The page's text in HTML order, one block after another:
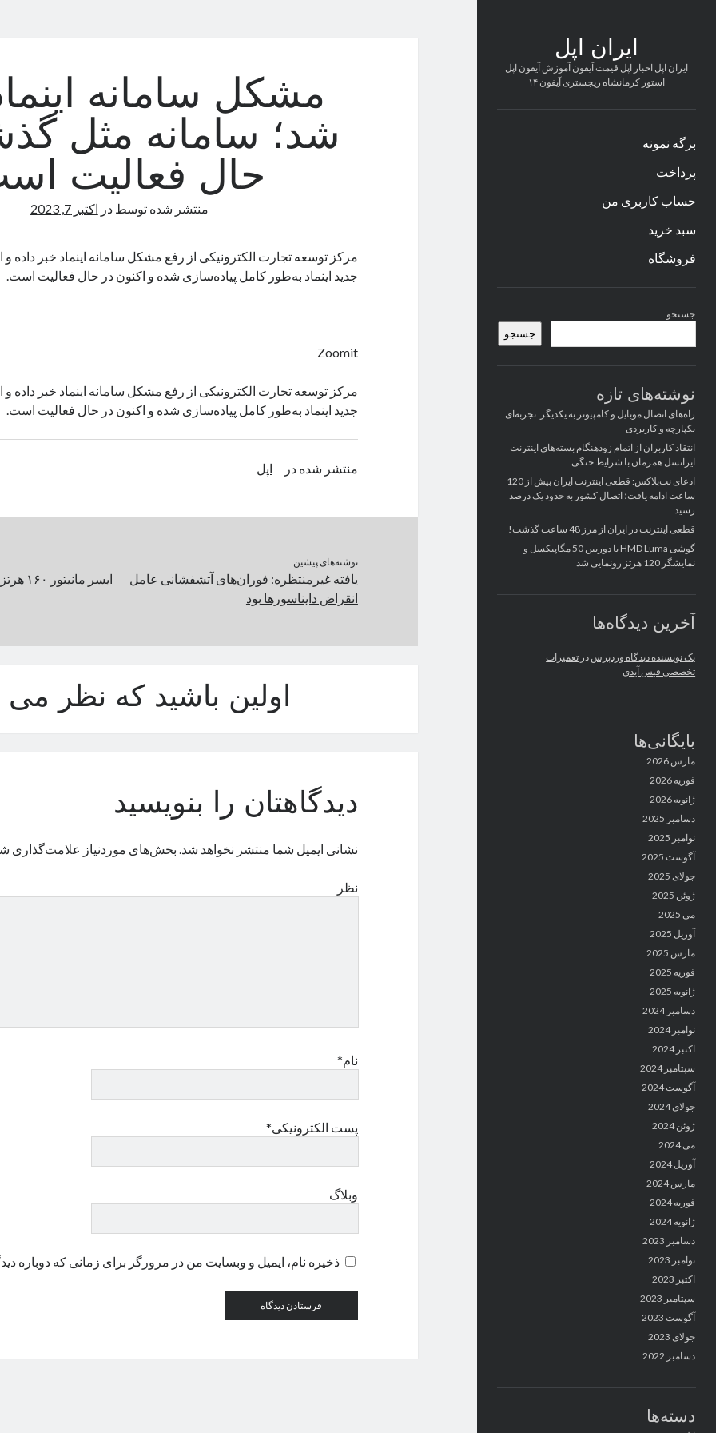
ایران اپل
ایران اپل اخبار اپل قیمت آیفون آموزش آیفون اپل
استور کرمانشاه ریجستری آیفون ۱۴
برگه نمونه
پرداخت
حساب کاربری من
سبد خرید
فروشگاه
کناری
جستجو
جستجو
نوشته‌های تازه
راه‌های اتصال موبایل و کامپیوتر به یکدیگر: تجربه‌ای
یکپارچه و کاربردی
انتقاد کاربران از اتمام زودهنگام بسته‌های اینترنت
ایرانسل همزمان با شرایط جنگی
ادعای نت‌بلاکس: قطعی اینترنت ایران بیش از 120
ساعت ادامه یافت؛ اتصال کشور به حدود یک درصد
رسید
قطعی اینترنت در ایران از مرز 48 ساعت گذشت!
گوشی HMD Luma با دوربین 50 مگاپیکسل و
نمایشگر 120 هرتز رونمایی شد
آخرین دیدگاه‌ها
یک نویسنده دیدگاه وردپرس در تعمیرات
تخصصی فیس آیدی
بایگانی‌ها
مارس 2026
فوریه 2026
ژانویه 2026
دسامبر 2025
نوامبر 2025
آگوست 2025
جولای 2025
ژوئن 2025
می 2025
آوریل 2025
مارس 2025
فوریه 2025
ژانویه 2025
دسامبر 2024
نوامبر 2024
اکتبر 2024
سپتامبر 2024
آگوست 2024
جولای 2024
ژوئن 2024
می 2024
آوریل 2024
مارس 2024
فوریه 2024
ژانویه 2024
دسامبر 2023
نوامبر 2023
اکتبر 2023
سپتامبر 2023
آگوست 2023
جولای 2023
دسامبر 2022
دسته‌ها
مشکل سامانه
شد؛ سامانه مثل
حال فعالیت
منتشر شده توسطدر اکتبر 7, 2023
مرکز توسعه تجارت الکترونیکی از رفع مشکل سامانه اینماد خبر داده و
جدید اینماد به‌طور کامل پیاده‌سازی شده و اکنون در حال فعالیت است.
Zoomit
مرکز توسعه تجارت الکترونیکی از رفع مشکل سامانه اینماد خبر داده و
جدید اینماد به‌طور کامل پیاده‌سازی شده و اکنون در حال فعالیت است.
منتشر شده در اپل
نوشته‌های پیشین
یافته غیرمنتظره: فوران‌های آتشفشانی عامل
انقراض دایناسورها بود
اولین باشید که نظر می
دیدگاهتان را بنویسید
نشانی ایمیل شما منتشر نخواهد شد. بخش‌های موردنیاز علامت‌گذاری
نظر
نام*
پست الکترونیکی*
وبلاگ
ذخیره نام، ایمیل و وبسایت من در مرورگر برای زمانی که دوباره